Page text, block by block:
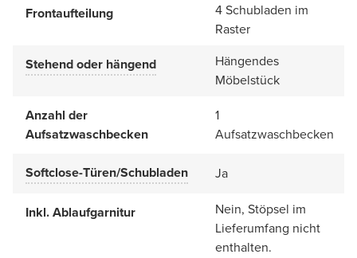
Frontaufteilung
4 Schubladen im
Raster
Stehend oder hängend
Hängendes
Möbelstück
Anzahl der
Aufsatzwaschbecken
1
Aufsatzwaschbecken
Softclose-Türen/Schubladen Ja
Inkl. Ablaufgarnitur
Nein, Stöpsel im
Lieferumfang nicht
enthalten.